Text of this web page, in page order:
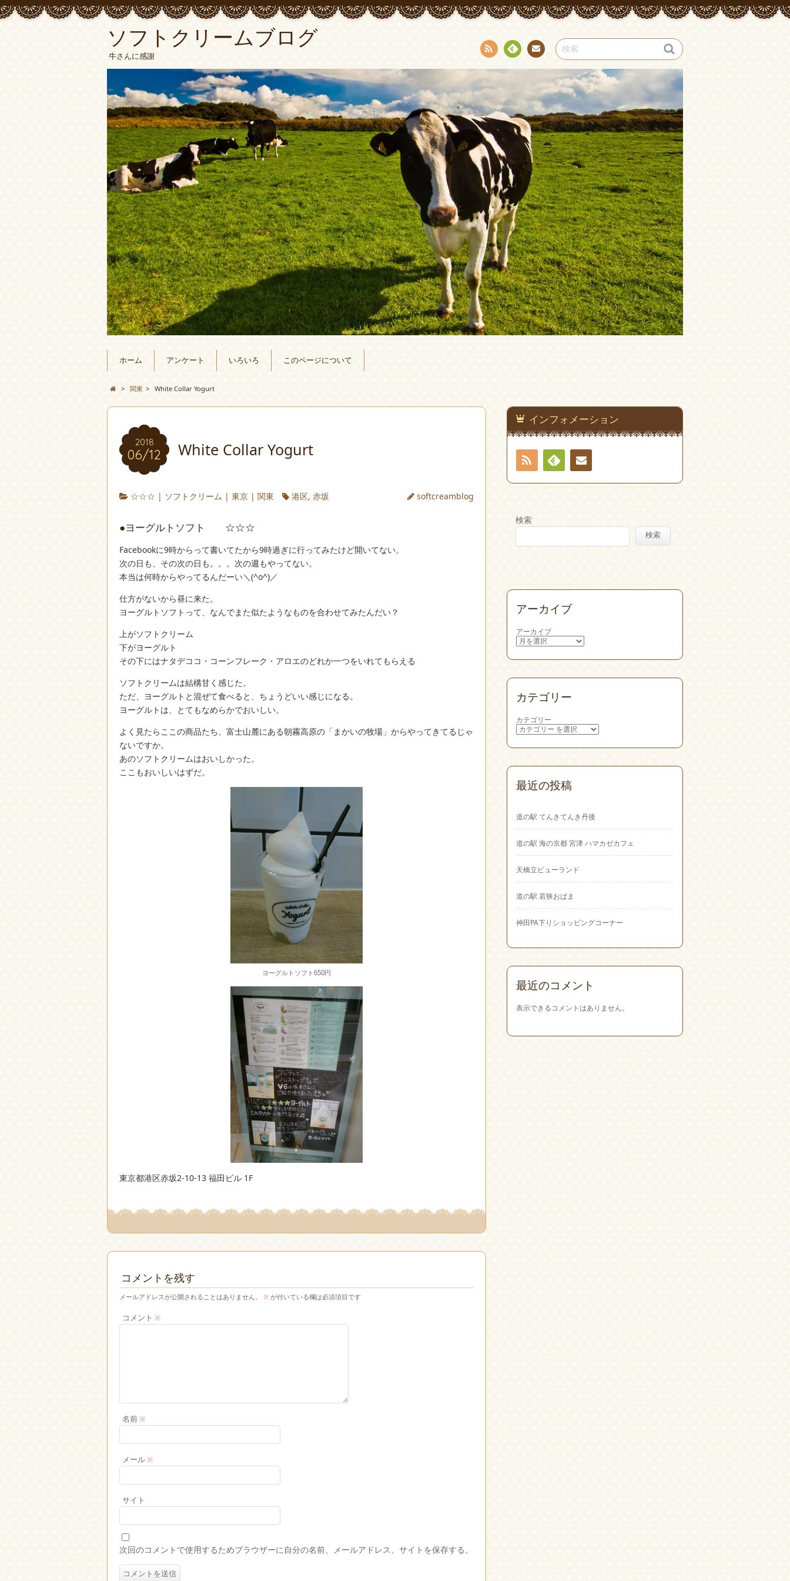
ソフトクリームブログ
牛さんに感謝
RSS Fee
わせ
ホーム アンケート いろいろ このページについて
> 関東 > White Collar Yogurt
2018
06/12 White Collar Yogurt
☆☆☆ | ソフトクリーム |東京 |関東 港区,赤坂 softcreamblog
●ヨーグルトソフト ☆☆☆
Facebookに9時からって書いてたから9時過ぎに行ってみたけど開いてない。
次の日も、その次の日も。。。次の週もやってない。
本当は何時からやってるんだーい＼(^o^)／
仕方がないから昼に来た。
ヨーグルトソフトって、なんでまた似たようなものを合わせてみたんだい？
上がソフトクリーム
下がヨーグルト
その下にはナタデココ・コーンフレーク・アロエのどれか一つをいれてもらえる
ソフトクリームは結構甘く感じた。
ただ、ヨーグルトと混ぜて食べると、ちょうどいい感じになる。
ヨーグルトは、とてもなめらかでおいしい。
よく見たらここの商品たち、富士山麓にある朝霧高原の「まかいの牧場」からやってきてるじゃ
ないですか。
あのソフトクリームはおいしかった。
ここもおいしいはずだ。
ヨーグルトソフト650円
東京都港区赤坂2-10-13 福田ビル 1F
コメントを残す
メールアドレスが公開されることはありません。 ※ が付いている欄は必須項目です
コメント ※
名前※
メール※
サイト
次回のコメントで使用するためブラウザーに自分の名前、メールアドレス、サイトを保存する。
インフォメーション
RSS
Feedlyお問
わせ
検索
検索
アーカイブ
アーカイブ
カテゴリー
カテゴリー
最近の投稿
道の駅 てんきてんき丹後
道の駅 海の京都 宮津 ハマカゼカフェ
天橋立ビューランド
道の駅 若狭おばま
神田PA下りショッピングコーナー
最近のコメント
表示できるコメントはありません。